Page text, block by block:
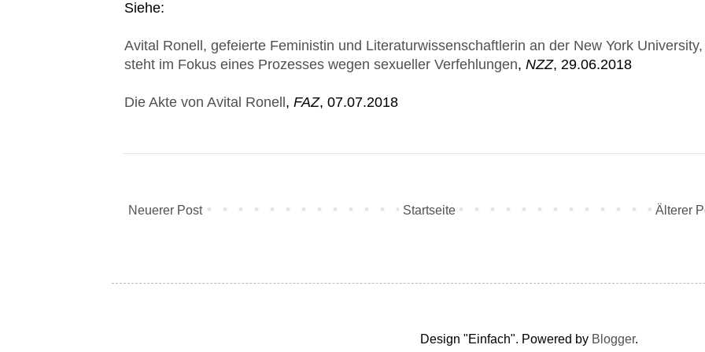
Siehe:
Avital Ronell, gefeierte Feministin und Literaturwissenschaftlerin an der New York University,
steht im Fokus eines Prozesses wegen sexueller Verfehlungen, NZZ, 29.06.2018
Die Akte von Avital Ronell , FAZ, 07.07.2018
Neuerer Post Älterer
Startseite
Design "Einfach". Powered by Blogger.